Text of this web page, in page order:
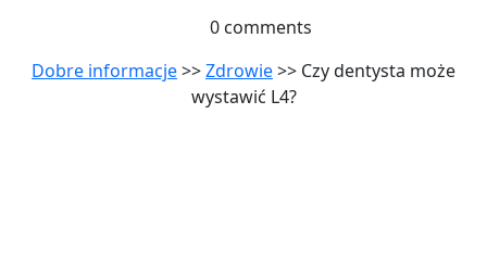
0 comments
Dobre informacje>>Zdrowie>> Czy dentysta może
wystawić L4?